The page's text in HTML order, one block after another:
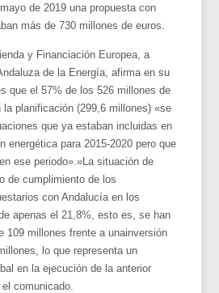
de 2019 una propuesta con
más de 730 millones de euros.
y Financiación Europea, a
de la Energía, afirma en su
que el 57% de los 526 millones de
planificación (299,6 millones) «se
que ya estaban incluidas en
energética para 2015-2020 pero que
ese periodo».»La situación de
de cumplimiento de los
con Andalucía en los
apenas el 21,8%, esto es, se han
109 millones frente a unainversión
lo que representa un
en la ejecución de la anterior
comunicado.